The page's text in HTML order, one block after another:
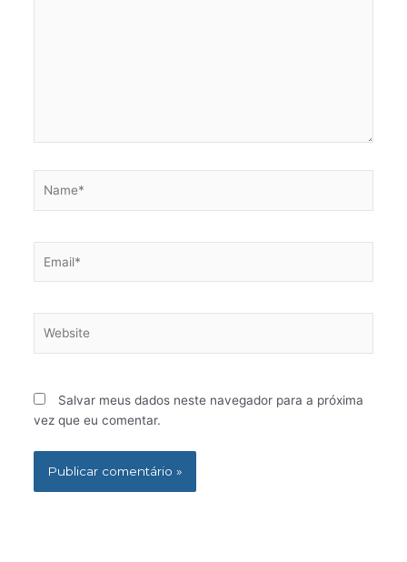
Salvar meus dados neste navegador para a próxima
vez que eu comentar.